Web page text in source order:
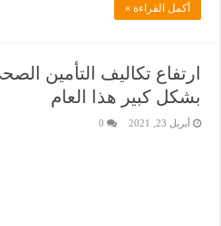
أكمل القراءة »
ارتفاع تكاليف التأمين
بشكل كبير هذا العام
أبريل 23, 2021 0